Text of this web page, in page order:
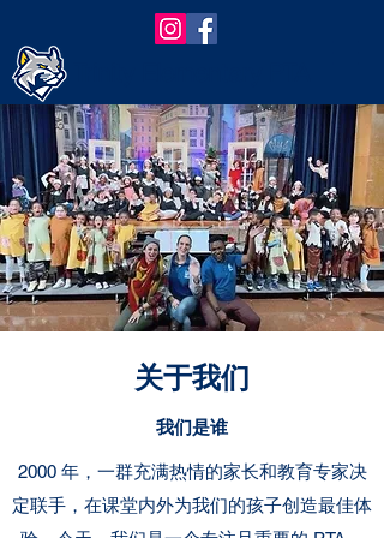
关于我们
我们是谁
2000 年，一群充满热情的家长和教育专家决
定联手，在课堂内外为我们的孩子创造最佳体